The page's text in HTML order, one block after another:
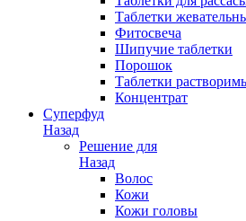
Таблетки
Фитосвеча
Шипучие таблетки
Порошок
Таблетки
Концентрат
Суперфуд
Назад
Решение для
Назад
Волос
Кожи
Кожи головы